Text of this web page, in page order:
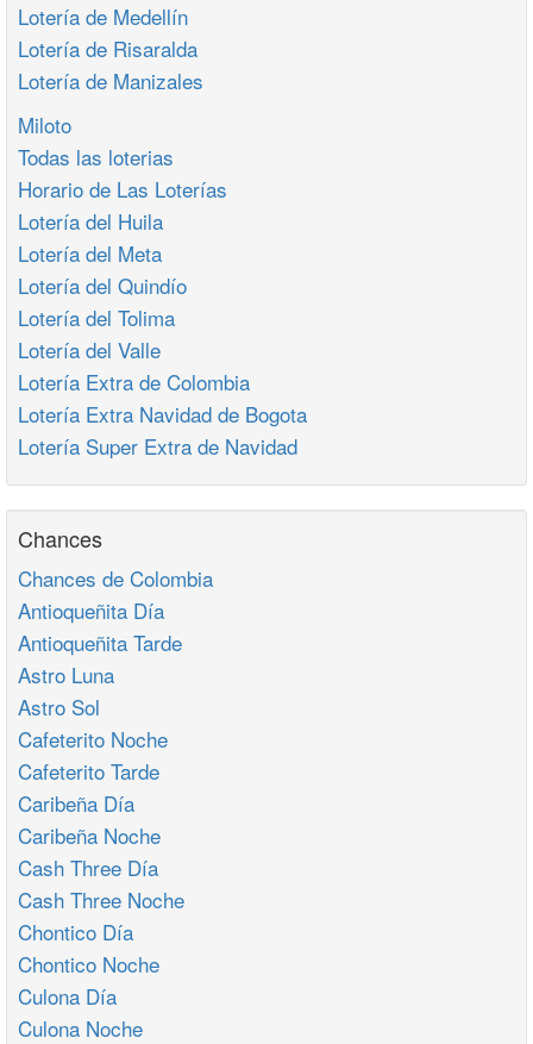
Lotería de Medellín
Lotería de Risaralda
Lotería de Manizales
Miloto
Todas las loterias
Horario de Las Loterías
Lotería del Huila
Lotería del Meta
Lotería del Quindío
Lotería del Tolima
Lotería del Valle
Lotería Extra de Colombia
Lotería Extra Navidad de Bogota
Lotería Super Extra de Navidad
Chances
Chances de Colombia
Antioqueñita Día
Antioqueñita Tarde
Astro Luna
Astro Sol
Cafeterito Noche
Cafeterito Tarde
Caribeña Día
Caribeña Noche
Cash Three Día
Cash Three Noche
Chontico Día
Chontico Noche
Culona Día
Culona Noche